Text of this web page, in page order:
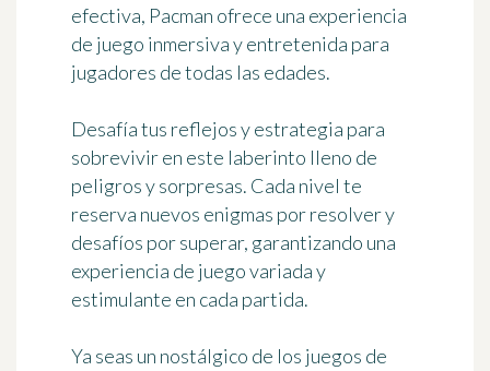
efectiva, Pacman ofrece una experiencia
de juego inmersiva y entretenida para
jugadores de todas las edades.
Desafía tus reflejos y estrategia para
sobrevivir en este laberinto lleno de
peligros y sorpresas. Cada nivel te
reserva nuevos enigmas por resolver y
desafíos por superar, garantizando una
experiencia de juego variada y
estimulante en cada partida.
Ya seas un nostálgico de los juegos de